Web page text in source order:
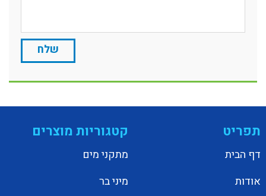
תפריט
דף הבית
אודות
קטגוריות מוצרים
מתקני מים
מיני בר